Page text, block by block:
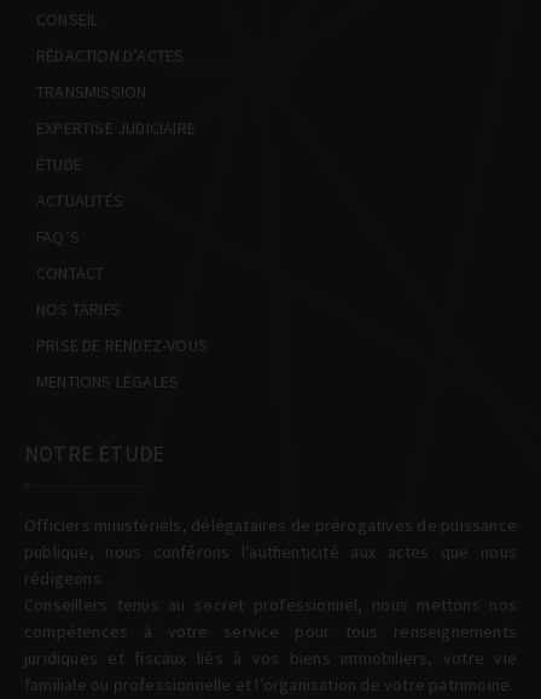
CONSEIL
RÉDACTION D’ACTES
TRANSMISSION
EXPERTISE JUDICIAIRE
ÉTUDE
ACTUALITÉS
FAQ’S
CONTACT
NOS TARIFS
PRISE DE RENDEZ-VOUS
MENTIONS LÉGALES
NOTRE ÉTUDE
Officiers ministériels, délégataires de prérogatives de puissance
publique, nous conférons l’authenticité aux actes que nous
rédigeons.
Conseillers tenus au secret professionnel, nous mettons nos
compétences à votre service pour tous renseignements
juridiques et fiscaux liés à vos biens immobiliers, votre vie
familiale ou professionnelle et l’organisation de votre patrimoine.